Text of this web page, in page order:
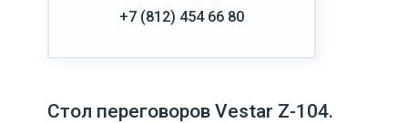
+7 (812) 454 66 80
Стол переговоров Vestar Z-104.